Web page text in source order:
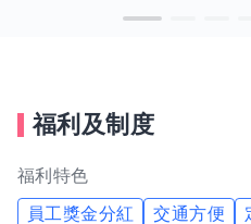
福利及制度
福利特色
員工獎金分紅 交通方便